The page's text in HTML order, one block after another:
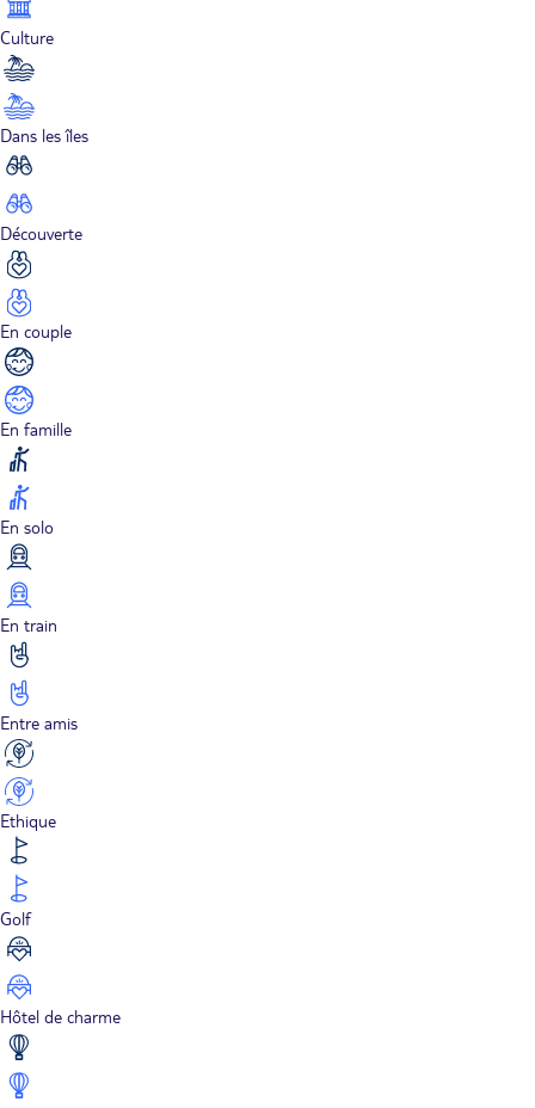
Culture
Dans les îles
Découverte
En couple
En famille
En solo
En train
Entre amis
Ethique
Golf
Hôtel de charme